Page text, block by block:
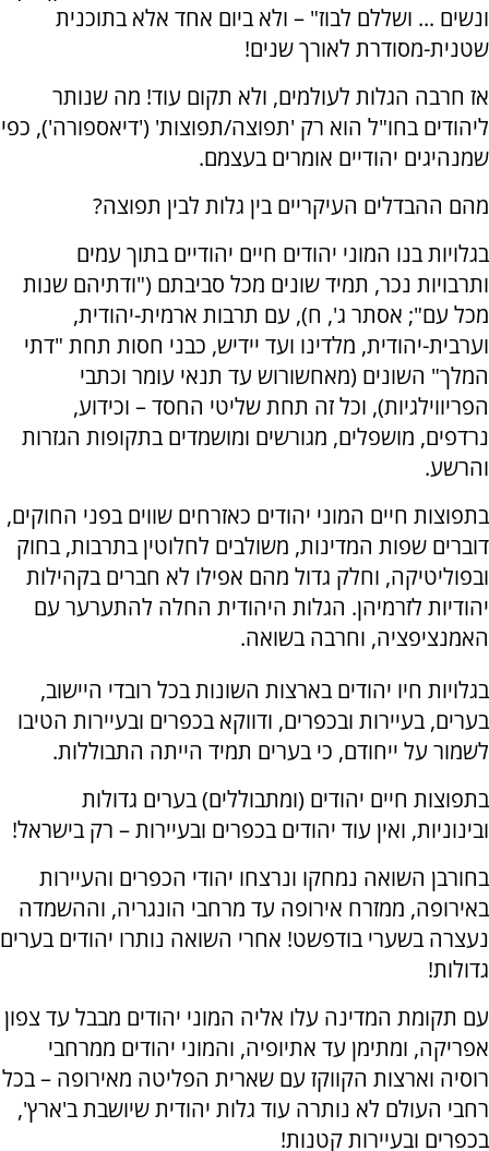
ונשים ... ושללם לבוז" – ולא ביום אחד אלא בתוכנית
שטנית-מסודרת לאורך שנים!
אז חרבה הגלות לעולמים, ולא תקום עוד! מה שנותר
ליהודים בחו"ל הוא רק 'תפוצה/תפוצות' ('דיאספורה'), כפי
שמנהיגים יהודיים אומרים בעצמם.
מהם ההבדלים העיקריים בין גלות לבין תפוצה?
בגלויות בנו המוני יהודים חיים יהודיים בתוך עמים
ותרבויות נכר, תמיד שונים מכל סביבתם ("ודתיהם שֹנות
מכל עם"; אסתר ג', ח), עם תרבות ארמית-יהודית,
וערבית-יהודית, מלדינו ועד יידיש, כבני חסות תחת "דתי
המלך" השונים (מאחשורוש עד תנאי עומר וכתבי
הפריווילגיות), וכל זה תחת שליטי החסד – וכידוע,
נרדפים, מושפלים, מגורשים ומושמדים בתקופות הגזרות
והרשע.
בתפוצות חיים המוני יהודים כאזרחים שווים בפני החוקים,
דוברים שפות המדינות, משולבים לחלוטין בתרבות, בחוק
ובפוליטיקה, וחלק גדול מהם אפילו לא חברים בקהילות
יהודיות לזרמיהן. הגלות היהודית החלה להתערער עם
האמנציפציה, וחרבה בשואה.
בגלויות חיו יהודים בארצות השונות בכל רובדי היישוב,
בערים, בעיירות ובכפרים, ודווקא בכפרים ובעיירות הטיבו
לשמור על ייחודם, כי בערים תמיד הייתה התבוללות.
בתפוצות חיים יהודים (ומתבוללים) בערים גדולות
ובינוניות, ואין עוד יהודים בכפרים ובעיירות – רק בישראל!
בחורבן השואה נמחקו ונרצחו יהודי הכפרים והעיירות
באירופה, ממזרח אירופה עד מרחבי הונגריה, וההשמדה
נעצרה בשערי בודפשט! אחרי השואה נותרו יהודים בערים
גדולות!
עם תקומת המדינה עלו אליה המוני יהודים מבבל עד צפון
אפריקה, ומתימן עד אתיופיה, והמוני יהודים ממרחבי
רוסיה וארצות הקווקז עם שארית הפליטה מאירופה – בכל
רחבי העולם לא נותרה עוד גלות יהודית שיושבת ב'ארץ',
בכפרים ובעיירות קטנות!